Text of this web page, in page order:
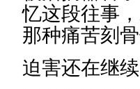
忆这段往事
那种痛苦刻
迫害还在继续